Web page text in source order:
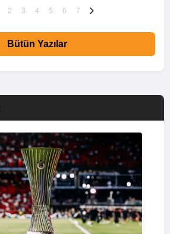
2 3 4 5 6 7
Bütün Yazılar